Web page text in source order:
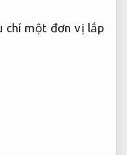
chí một đơn vị lắp